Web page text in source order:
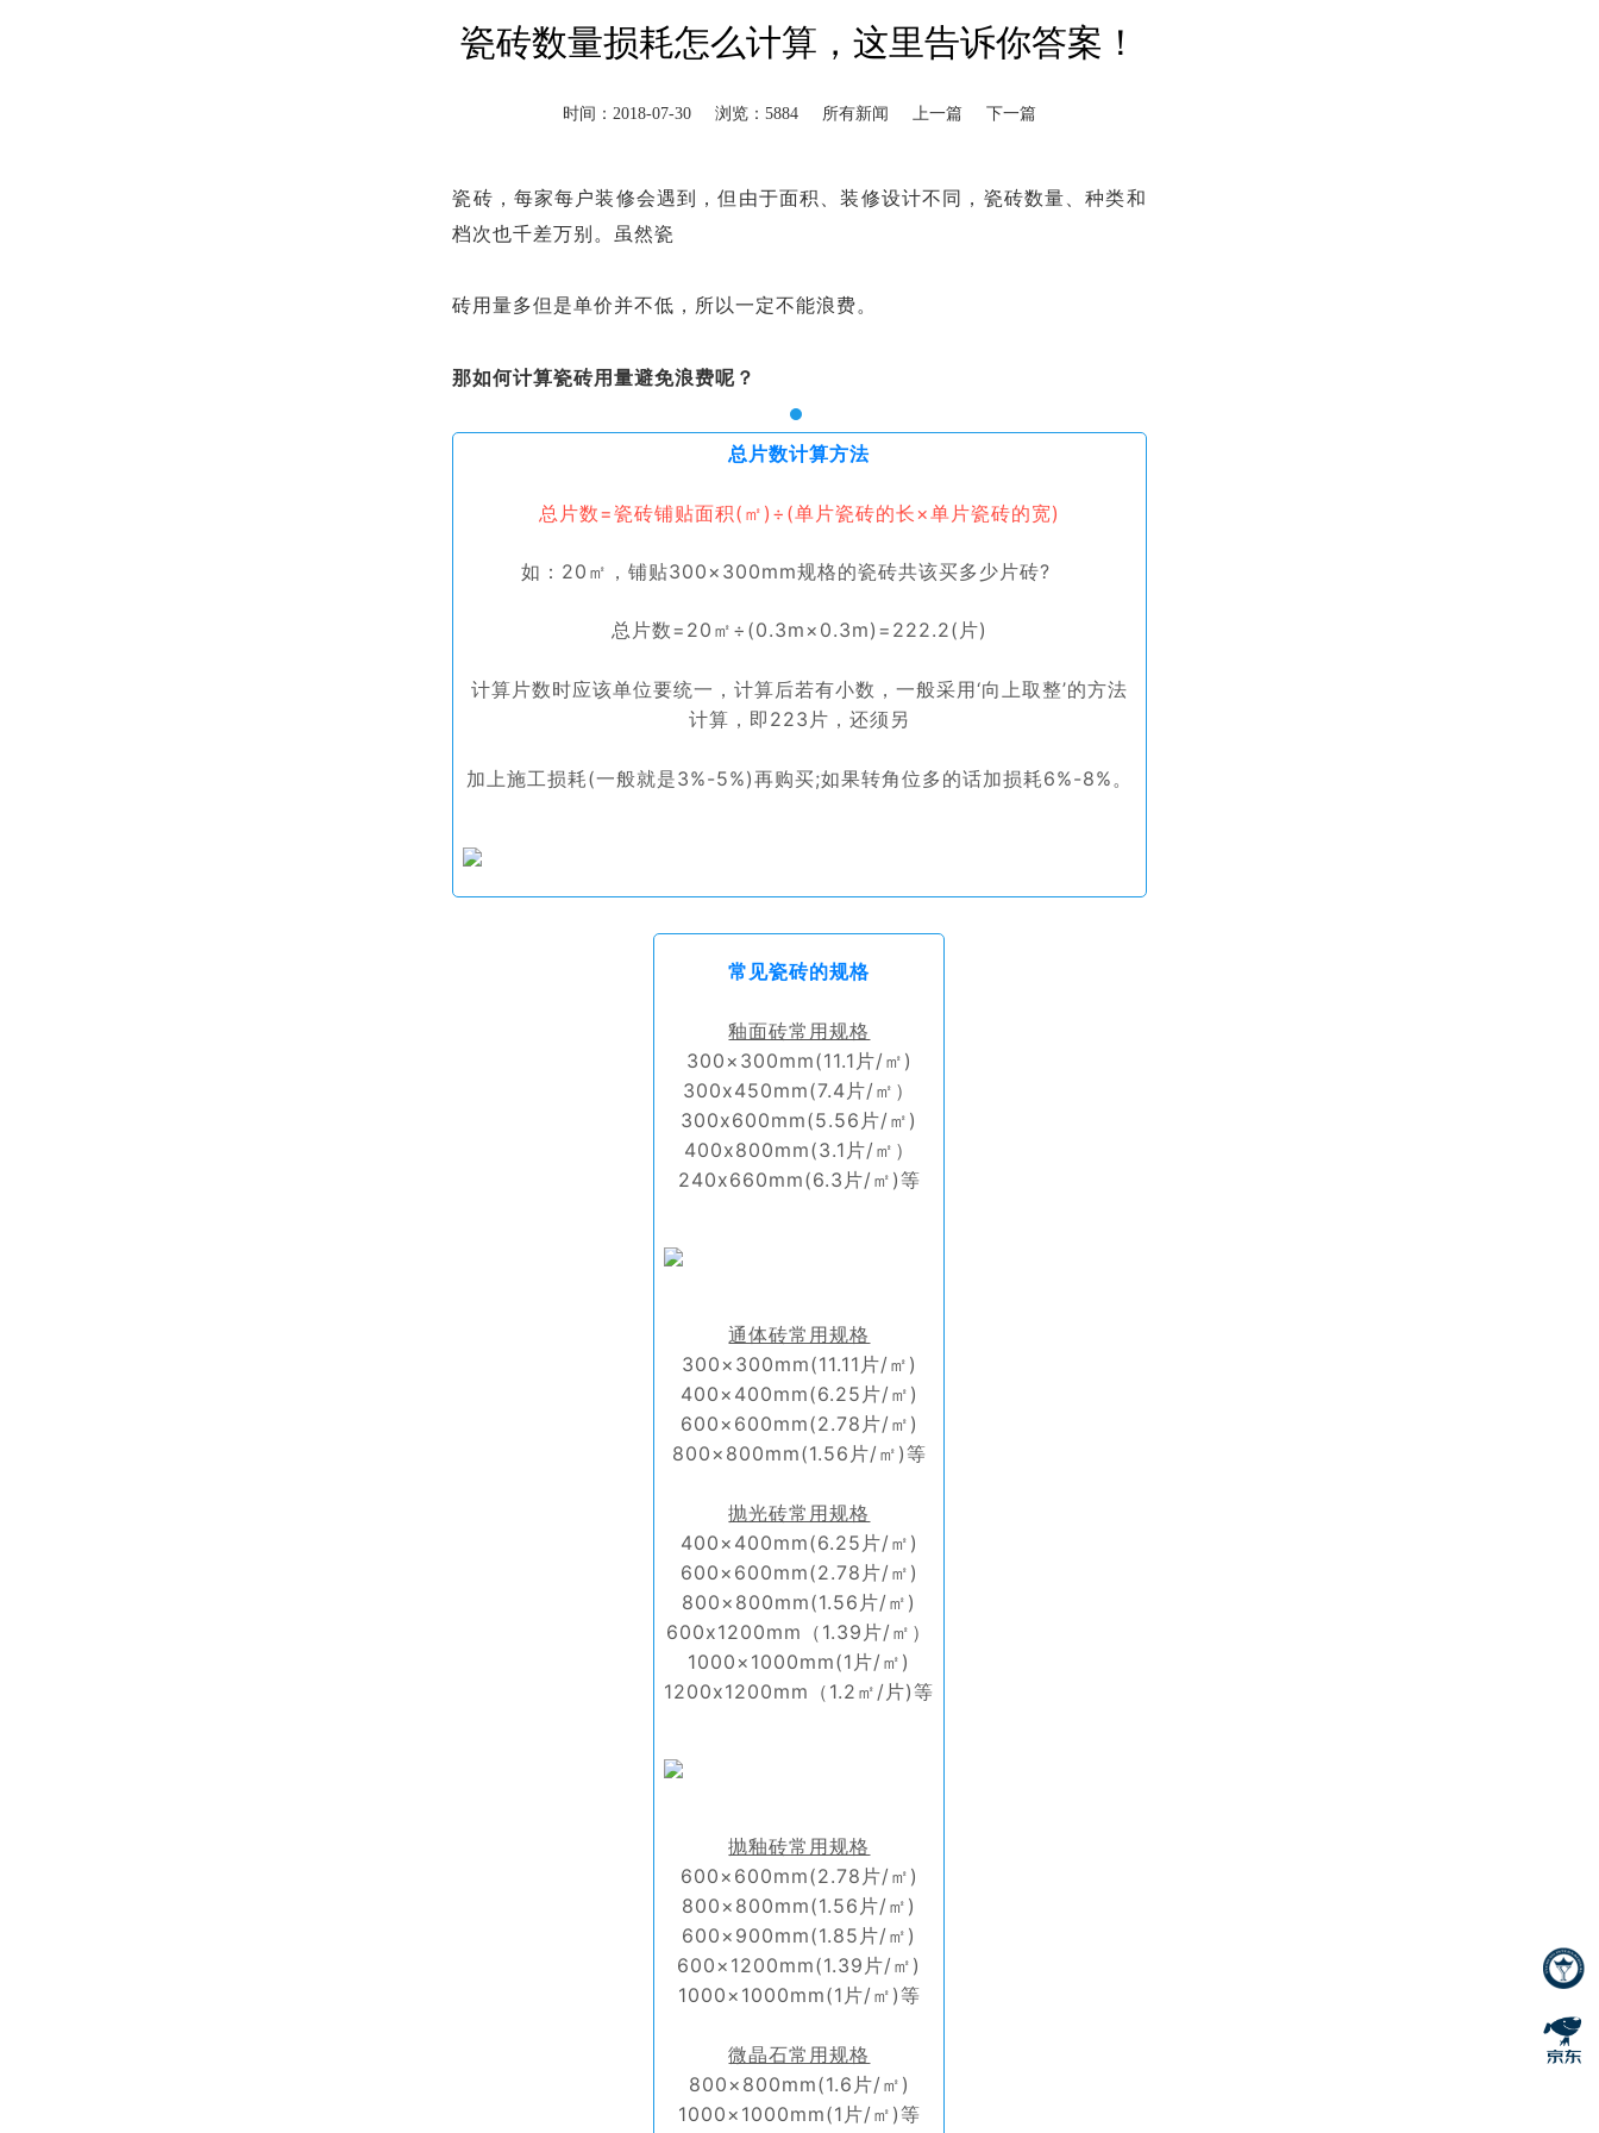
瓷砖数量损耗怎么计算，这里告诉你答案！
时间：2018-07-30 浏览：5884 所有新闻 上一篇 下一篇
瓷砖，每家每户装修会遇到，但由于面积、装修设计不同，瓷砖数量、种类和
档次也千差万别。虽然瓷
砖用量多但是单价并不低，所以一定不能浪费。
那如何计算瓷砖用量避免浪费呢？
总片数计算方法
总片数=瓷砖铺贴面积(㎡)÷(单片瓷砖的长×单片瓷砖的宽)
如：20㎡，铺贴300×300mm规格的瓷砖共该买多少片砖?
总片数=20㎡÷(0.3m×0.3m)=222.2(片)
计算片数时应该单位要统一，计算后若有小数，一般采用‘向上取整’的方法
计算，即223片，还须另
加上施工损耗(一般就是3%-5%)再购买;如果转角位多的话加损耗6%-8%。
常见瓷砖的规格
釉面砖常用规格
300×300mm(11.1片/㎡)
300x450mm(7.4片/㎡）
300x600mm(5.56片/㎡)
400x800mm(3.1片/㎡）
240x660mm(6.3片/㎡)等
通体砖常用规格
300×300mm(11.11片/㎡)
400×400mm(6.25片/㎡)
600×600mm(2.78片/㎡)
800×800mm(1.56片/㎡)等
抛光砖常用规格
400×400mm(6.25片/㎡)
600×600mm(2.78片/㎡)
800×800mm(1.56片/㎡)
600x1200mm（1.39片/㎡）
1000×1000mm(1片/㎡)
1200x1200mm（1.2㎡/片)等
抛釉砖常用规格
600×600mm(2.78片/㎡)
800×800mm(1.56片/㎡)
600×900mm(1.85片/㎡)
600×1200mm(1.39片/㎡)
1000×1000mm(1片/㎡)等
微晶石常用规格
800×800mm(1.6片/㎡)
1000×1000mm(1片/㎡)等